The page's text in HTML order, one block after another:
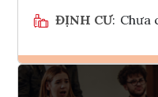
ĐỊNH CƯ: Chưa